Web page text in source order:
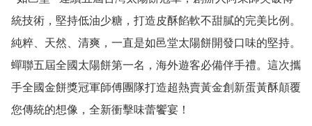
統技術，堅持低油少糖，打造皮酥餡軟不甜膩的完美比例。
純粹、天然、清爽，一直是如邑堂太陽餅開發口味的堅持。
蟬聯五屆全國太陽餅第一名，海外遊客必備伴手禮。這次攜
手全國金餅獎冠軍師傅團隊打造超熱賣黃金創新蛋黃酥顛覆
您傳統的想像，全新衝擊味蕾饗宴！